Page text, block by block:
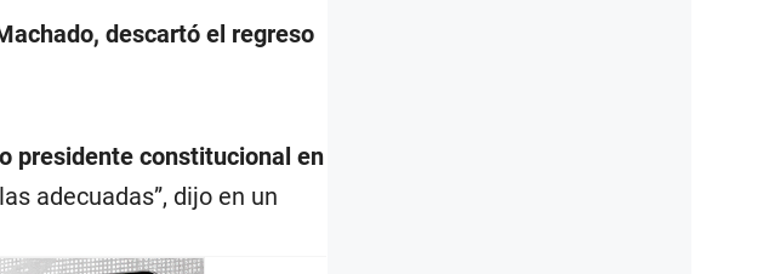
descartó el regreso
presidente constitucional en
adecuadas”, dijo en un